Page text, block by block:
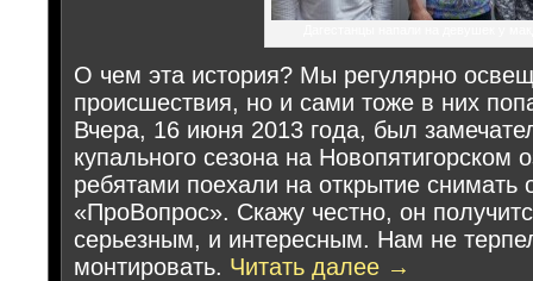
О чем эта история? Мы регулярно
происшествия, но и сами тоже в них
Вчера, 16 июня 2013 года, был
купального сезона на
ребятами поехали на открытие снимать
«ПроВопрос». Скажу честно, он
серьезным, и интересным. Нам не
монтировать. Читать далее →